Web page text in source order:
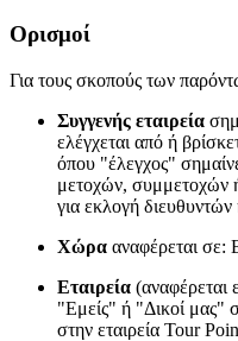
Ορισμοί
Για τους σκοπούς των
Συγγενής εταιρεία
ελέγχεται από ή
όπου "έλεγχος"
μετοχών, συμμετοχών
για εκλογή διευθυντών
Χώρα αναφέρεται σε:
Εταιρεία (αναφέρεται
"Εμείς" ή "Δικοί μας"
στην εταιρεία Tour